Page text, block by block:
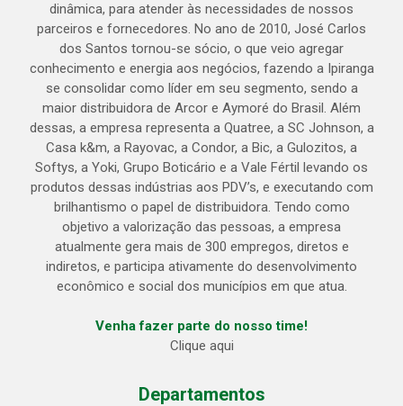
dinâmica, para atender às necessidades de nossos
parceiros e fornecedores. No ano de 2010, José Carlos
dos Santos tornou-se sócio, o que veio agregar
conhecimento e energia aos negócios, fazendo a Ipiranga
se consolidar como líder em seu segmento, sendo a
maior distribuidora de Arcor e Aymoré do Brasil. Além
dessas, a empresa representa a Quatree, a SC Johnson, a
Casa k&m, a Rayovac, a Condor, a Bic, a Gulozitos, a
Softys, a Yoki, Grupo Boticário e a Vale Fértil levando os
produtos dessas indústrias aos PDV’s, e executando com
brilhantismo o papel de distribuidora. Tendo como
objetivo a valorização das pessoas, a empresa
atualmente gera mais de 300 empregos, diretos e
indiretos, e participa ativamente do desenvolvimento
econômico e social dos municípios em que atua.
Venha fazer parte do nosso time!
Clique aqui
Departamentos